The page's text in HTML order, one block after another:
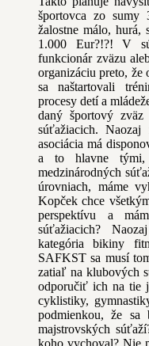
športovca zo
žalostne málo, hurá,
1.000 Eur?!?! V
funkcionár zväzu
organizáciu preto,
sa naštartovali
procesy detí a
daný športový zväz
súťažiacich.
asociácia má
a to hlavne tými,
medzinárodných
úrovniach, máme
Kopček chce
perspektívu a
súťažiacich?
kategória bikiny
SAFKST sa musí
zatiaľ na klubových
odporučiť ich na tie
cyklistiky,
podmienkou, že sa
majstrovských
koho vychoval? Nie